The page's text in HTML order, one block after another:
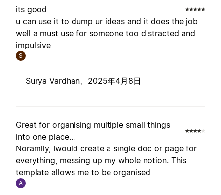
its good
u can use it to dump ur ideas and it does the job
well a must use for someone too distracted and
impulsive
S
Surya Vardhan、 2025年4月8日
Great for organising multiple small things
into one place...
Noramlly, Iwould create a single doc or page for
everything, messing up my whole notion. This
template allows me to be organised
A